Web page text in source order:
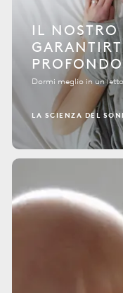
IL
PROFONDO
Dormi meglio in un
LA SCIENZA DEL